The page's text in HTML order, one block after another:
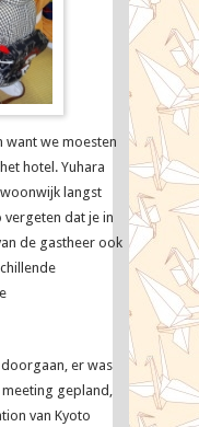
want we moesten
hotel. Yuhara
langst
vergeten dat je in
de gastheer ook
er was
gepland,
van Kyoto